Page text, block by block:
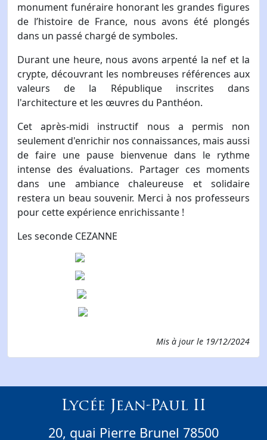
monument funéraire honorant les grandes figures
de l’histoire de France, nous avons été plongés
dans un passé chargé de symboles.
Durant une heure, nous avons arpenté la nef et la
crypte, découvrant les nombreuses références aux
valeurs de la République inscrites dans
l'architecture et les œuvres du Panthéon.
Cet après-midi instructif nous a permis non
seulement d'enrichir nos connaissances, mais aussi
de faire une pause bienvenue dans le rythme
intense des évaluations. Partager ces moments
dans une ambiance chaleureuse et solidaire
restera un beau souvenir. Merci à nos professeurs
pour cette expérience enrichissante !
Les seconde CEZANNE
Mis à jour le 19/12/2024
Lycée Jean-Paul II
20, quai Pierre Brunel 78500